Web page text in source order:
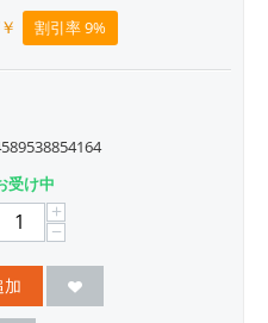
割引率 9%
受け中
+
−
加